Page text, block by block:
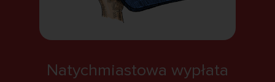
Natychmiastowa wypłata